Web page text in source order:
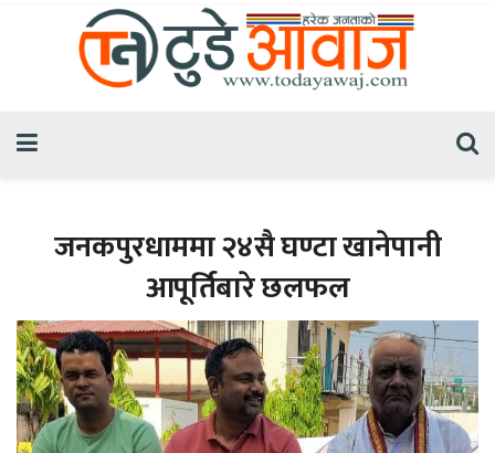
जनकपुरधाममा २४सै घण्टा खानेपानी
आपूर्तिबारे छलफल